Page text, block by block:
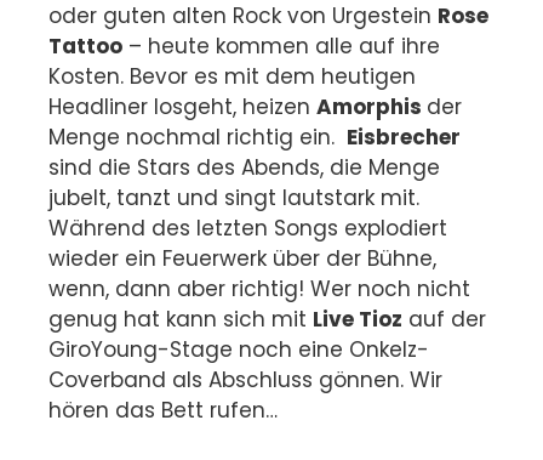
oder guten alten Rock von Urgestein Rose
Tattoo – heute kommen alle auf ihre
Kosten. Bevor es mit dem heutigen
Headliner losgeht, heizen Amorphis der
Menge nochmal richtig ein. Eisbrecher
sind die Stars des Abends, die Menge
jubelt, tanzt und singt lautstark mit.
Während des letzten Songs explodiert
wieder ein Feuerwerk über der Bühne,
wenn, dann aber richtig! Wer noch nicht
genug hat kann sich mit Live Tioz auf der
GiroYoung-Stage noch eine Onkelz-
Coverband als Abschluss gönnen. Wir
hören das Bett rufen…